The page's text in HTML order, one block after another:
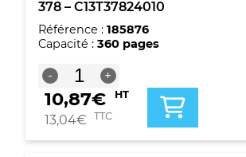
378 – C13T37824010
Référence : 185876
Capacité : 360 pages
-
quantité
de
Cartouche
d'encre
originale
+
10,87€ HT
13,04€ TTC